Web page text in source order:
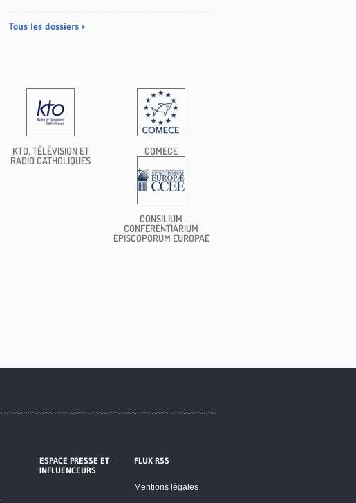
Tous les dossiers
KTO, TÉLÉVISION ET
RADIO CATHOLIQUES
COMECE
CONSILIUM
CONFERENTIARIUM
EPISCOPORUM EUROPAE
ESPACE PRESSE ET
INFLUENCEURS
FLUX RSS
Mentions légales